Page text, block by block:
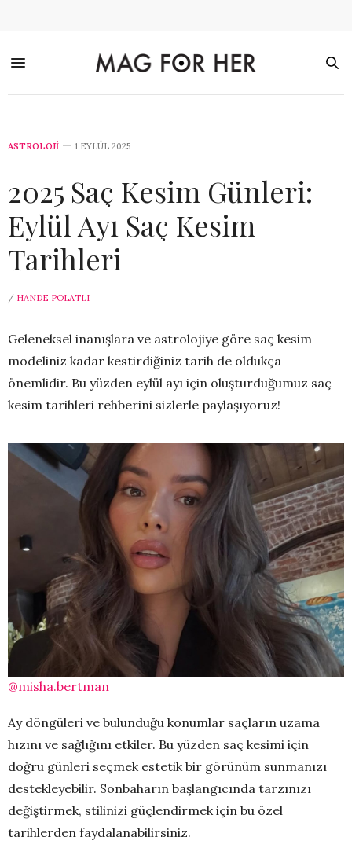
ASTROLOJİ 1 EYLÜL 2025
2025 Saç Kesim Günleri:
Eylül Ayı Saç Kesim
Tarihleri
/ HANDE POLATLI
Geleneksel inanışlara ve astrolojiye göre saç kesim
modeliniz kadar kestirdiğiniz tarih de oldukça
önemlidir. Bu yüzden eylül ayı için oluşturduğumuz saç
kesim tarihleri rehberini sizlerle paylaşıyoruz!
@misha.bertman
Ay döngüleri ve bulunduğu konumlar saçların uzama
hızını ve sağlığını etkiler. Bu yüzden saç kesimi için
doğru günleri seçmek estetik bir görünüm sunmanızı
destekleyebilir. Sonbaharın başlangıcında tarzınızı
değiştirmek, stilinizi güçlendirmek için bu özel
tarihlerden faydalanabilirsiniz.